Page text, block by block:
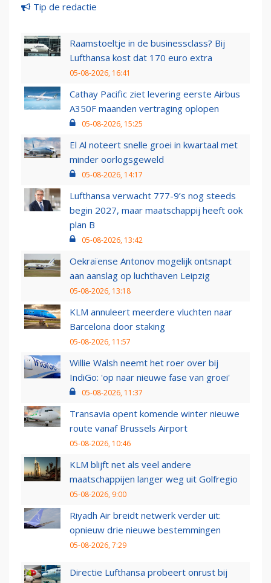
Tip de redactie
Raamstoeltje in de businessclass? Bij
Lufthansa kost dat 170 euro extra
05-08-2026, 16:41
Cathay Pacific ziet levering eerste Airbus
A350F maanden vertraging oplopen
05-08-2026, 15:25
El Al noteert snelle groei in kwartaal met
minder oorlogsgeweld
05-08-2026, 14:17
Lufthansa verwacht 777-9’s nog steeds
begin 2027, maar maatschappij heeft ook
plan B
05-08-2026, 13:42
Oekraïense Antonov mogelijk ontsnapt
aan aanslag op luchthaven Leipzig
05-08-2026, 13:18
KLM annuleert meerdere vluchten naar
Barcelona door staking
05-08-2026, 11:57
Willie Walsh neemt het roer over bij
IndiGo: 'op naar nieuwe fase van groei'
05-08-2026, 11:37
Transavia opent komende winter nieuwe
route vanaf Brussels Airport
05-08-2026, 10:46
KLM blijft net als veel andere
maatschappijen langer weg uit Golfregio
05-08-2026, 9:00
Riyadh Air breidt netwerk verder uit:
opnieuw drie nieuwe bestemmingen
05-08-2026, 7:29
Directie Lufthansa probeert onrust bij